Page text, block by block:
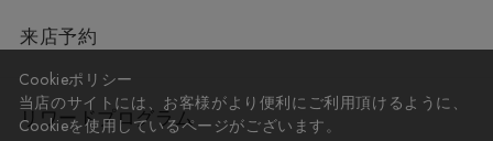
来店予約
リワードプログラム
Cookieポリシー
当店のサイトには、お客様がより便利にご利用頂けるように、
Cookieを使用しているページがございます。